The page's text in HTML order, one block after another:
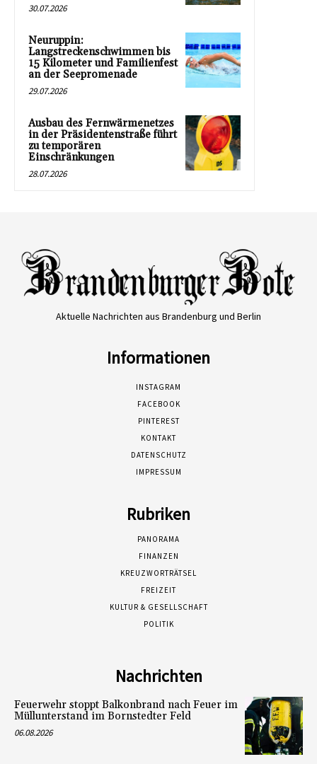
30.07.2026
Neuruppin:
Langstreckenschwimmen bis
15 Kilometer und Familienfest
an der Seepromenade
29.07.2026
Ausbau des Fernwärmenetzes
in der Präsidentenstraße führt
zu temporären
Einschränkungen
28.07.2026
Aktuelle Nachrichten aus Brandenburg und Berlin
Informationen
INSTAGRAM
FACEBOOK
PINTEREST
KONTAKT
DATENSCHUTZ
IMPRESSUM
Rubriken
PANORAMA
FINANZEN
KREUZWORTRÄTSEL
FREIZEIT
KULTUR & GESELLSCHAFT
POLITIK
Nachrichten
Feuerwehr stoppt Balkonbrand nach Feuer im
Müllunterstand im Bornstedter Feld
06.08.2026